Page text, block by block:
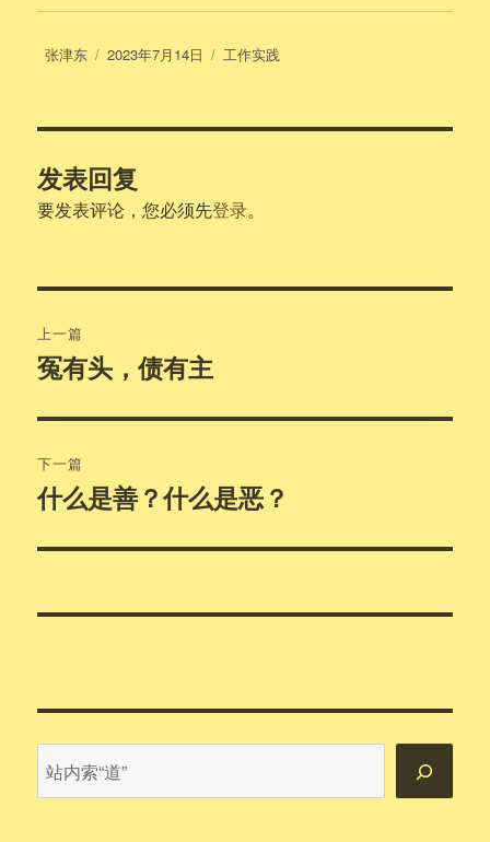
作
张津东
发
2023年7月14日
分
工作实践
发表回复
要发表评论，您必须先登录。
章
航
上一篇
上
文
章：
冤有头，债有主
下一篇
下
文
什么是善？什么是恶？
内